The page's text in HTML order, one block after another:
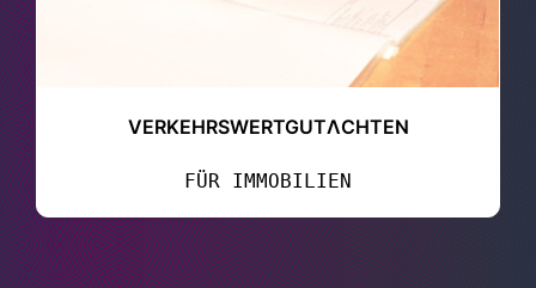
VERKEHRSWERTGUTΛCHTEN
FÜR IMMOBILIEN